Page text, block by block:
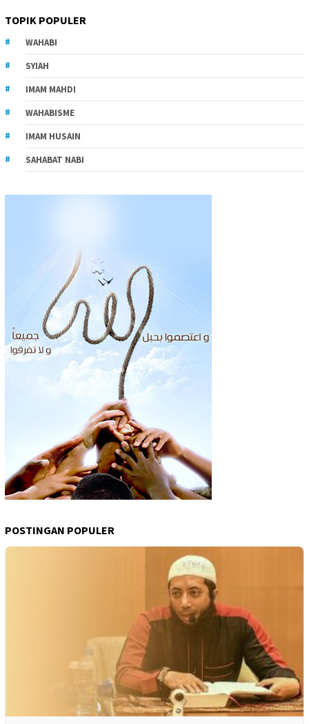
TOPIK POPULER
WAHABI
SYIAH
IMAM MAHDI
WAHABISME
IMAM HUSAIN
SAHABAT NABI
POSTINGAN POPULER